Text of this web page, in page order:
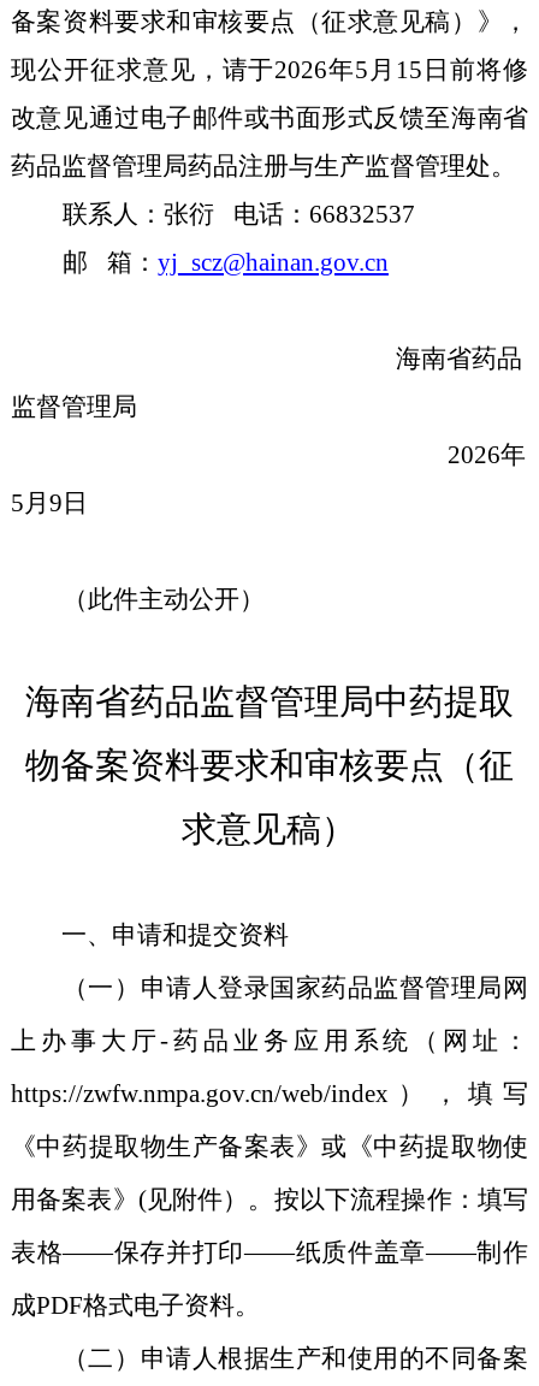
备案资料要求和审核要点（征求意见稿）》，
现公开征求意见，请于2026年5月15日前将修
改意见通过电子邮件或书面形式反馈至海南省
药品监督管理局药品注册与生产监督管理处。
联系人：张衍 电话：66832537
邮 箱： yj_scz@hainan.gov.cn
海南省药品
监督管理局
2026年
5月9日
（此件主动公开）
海南省药品监督管理局中药提取
物备案资料要求和审核要点（征
求意见稿）
一、申请和提交资料
（一）申请人登录国家药品监督管理局网
上办事大厅-药品业务应用系统（网址：
https://zwfw.nmpa.gov.cn/web/index），填写
《中药提取物生产备案表》或《中药提取物使
用备案表》(见附件）。按以下流程操作：填写
表格——保存并打印——纸质件盖章——制作
成PDF格式电子资料。
（二）申请人根据生产和使用的不同备案